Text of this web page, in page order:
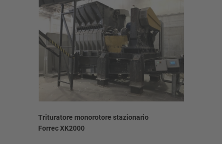
Trituratore monorotore stazionario
Forrec XK2000